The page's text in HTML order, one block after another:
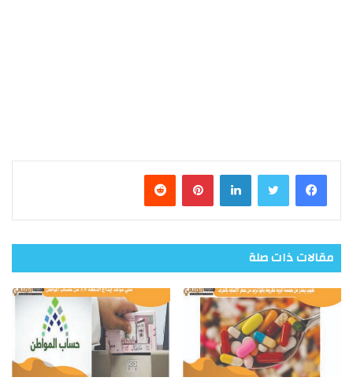
فيسبوك تويتر لينكدإن بينتيريست
مقالات ذات صلة